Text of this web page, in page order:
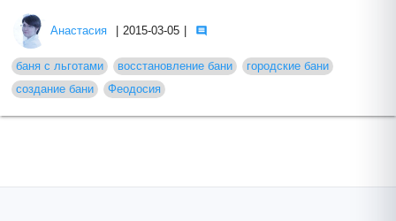
Анастасия 2015-03-05
баня с льготами восстановление бани
городские бани
создание бани
Феодосия